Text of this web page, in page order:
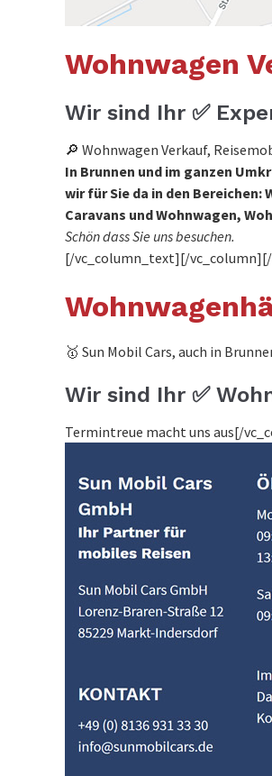
Wohnwagen
Wir sind Ihr ✅
🔎 Wohnwagen Verkauf,
In Brunnen und im ganzen
wir für Sie da in den
Caravans und Wohnwagen,
Schön dass Sie uns besuchen.
[/vc_column_text][/
🥇 Sun Mobil Cars, auch in
Wir sind Ihr ✅
Termintreue macht uns aus[/